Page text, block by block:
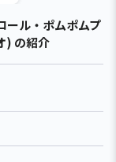
ール・ポムポムプ
) の紹介